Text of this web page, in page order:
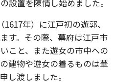
設置を陳情し始めました。
年）に江戸初の遊郭、
す。その際、幕府は江戸市
こと、また遊女の市中への
建物や遊女の着るものは華
し渡しました。